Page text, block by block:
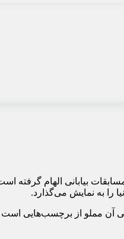
بیابانی الهام گرفته
را به نمایش می‌گذارد.
مملو از برچسب‌هایی است که